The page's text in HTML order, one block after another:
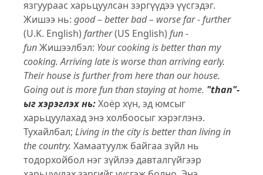
язгуураас харьцуулсан зэргүүдээ үүсгэдэг.
Жишээ нь: good – betterbad – worsefar - further
(U.K. English) farther(US English) fun -
funЖишээлбэл: Your cooking is better than my
cooking. Arriving late is worse than arriving early.
Their house is further from here than our house.
Going out is more fun than staying at home. "than"-
ыг хэрэглэх нь:Хоёр хүн, эд юмсыг
харьцуулахад энэ холбоосыг хэрэглэнэ.
Тухайлбал; Living in the city is better than living in
the country. Хамаатуулж байгаа зүйл нь
тодорхойбол нэг зүйлээ давталгүйгээр